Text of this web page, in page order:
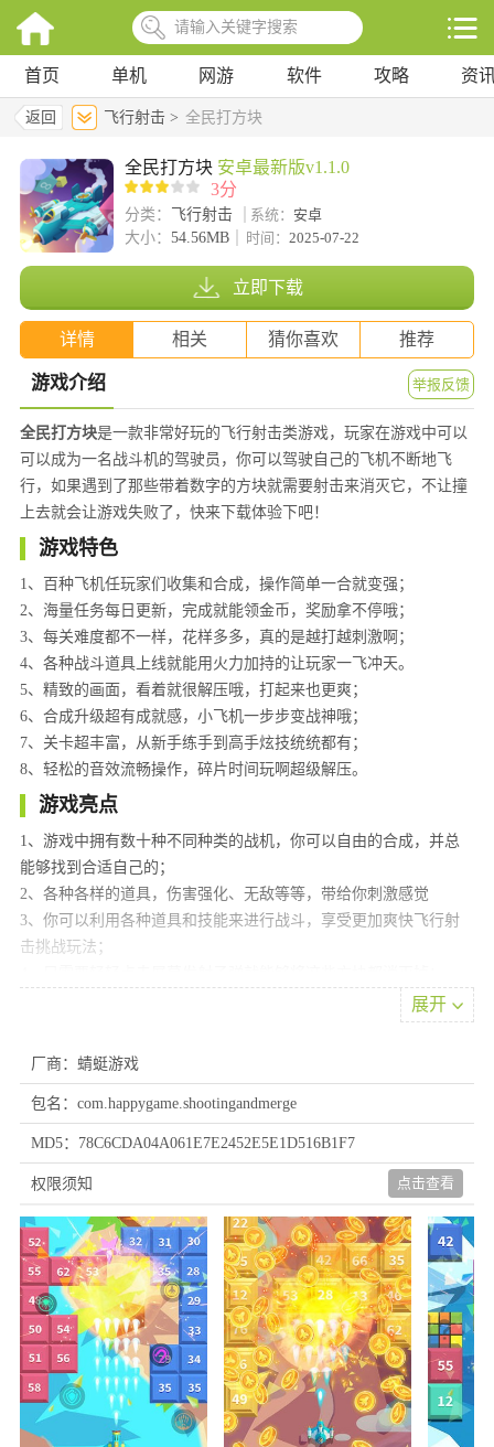
首页 单机 网游 软件 攻略 资
返回 飞行射击 > 全民打方块
全民打方块 安卓最新版v1.1.0
3分
分类： 飞行射击 系统： 安卓
大小： 54.56MB 时间： 2025-07-22
立即下载
详情 相关 猜你喜欢 推荐
游戏介绍 举报反馈
全民打方块是一款非常好玩的飞行射击类游戏，玩家在游戏中可以
可以成为一名战斗机的驾驶员，你可以驾驶自己的飞机不断地飞
行，如果遇到了那些带着数字的方块就需要射击来消灭它，不让撞
上去就会让游戏失败了，快来下载体验下吧！
游戏特色
1、百种飞机任玩家们收集和合成，操作简单一合就变强；
2、海量任务每日更新，完成就能领金币，奖励拿不停哦；
3、每关难度都不一样，花样多多，真的是越打越刺激啊；
4、各种战斗道具上线就能用火力加持的让玩家一飞冲天。
5、精致的画面，看着就很解压哦，打起来也更爽；
6、合成升级超有成就感，小飞机一步步变战神哦；
7、关卡超丰富，从新手练手到高手炫技统统都有；
8、轻松的音效流畅操作，碎片时间玩啊超级解压。
游戏亮点
1、游戏中拥有数十种不同种类的战机，你可以自由的合成，并总
能够找到合适自己的；
2、各种各样的道具，伤害强化、无敌等等，带给你刺激感觉
3、你可以利用各种道具和技能来进行战斗，享受更加爽快飞行射
击挑战玩法；
5、不断的合成、升级并且解锁新的战机，帮助你更快的消除；
6、最简单的操作体验最休闲的乐趣，现在就进入游戏来消除各种
各样的方块吧。
游戏优势
1.简单易上手的战机操作，让玩家在游戏中轻松享受射击方块的乐
趣。
2.可以邀请好友一起加入游戏，竞争高分和金币，增加游戏的社交
3.游戏提供丰富的关卡和技巧，让玩家在不同场景中不断挑战自
己。
4.游戏难度逐渐增加，挑战玩家的反应速度和准确性。
新手攻略
1、从本站下载游戏，安装后直接进入游戏即可，开始点击购买一
架飞机
展开
厂商：蜻蜓游戏
包名：com.happygame.shootingandmerge
MD5：78C6CDA04A061E7E2452E5E1D516B1F7
权限须知 点击查看